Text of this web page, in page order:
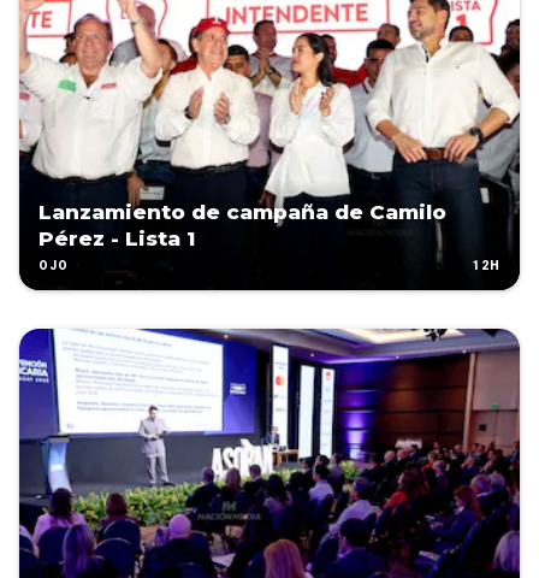
Lanzamiento de campaña de Camilo
Pérez - Lista 1
OJO 12H